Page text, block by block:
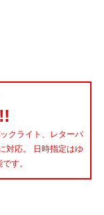
クライト、レターパ
対応。 日時指定はゆ
す。